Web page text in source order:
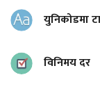
युनिकोडमा
विनिमय दर